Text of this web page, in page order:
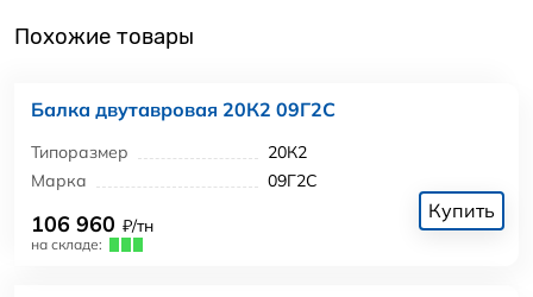
Похожие товары
Балка двутавровая 20К2 09Г2С
Типоразмер
20К2
Марка
09Г2С
106 960 ₽/тн
на складе:
Купить